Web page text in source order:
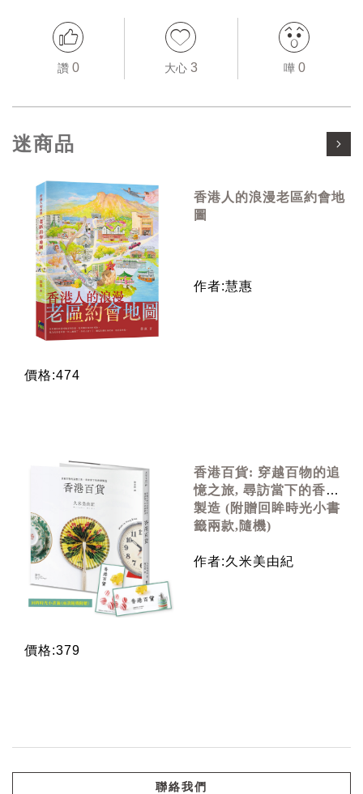
讚 0 大心 3 嘩 0
迷商品
香港人的浪漫老區約會地
圖
作者:慧惠
價格:474
香港百貨: 穿越百物的追
憶之旅, 尋訪當下的香港
製造 (附贈回眸時光小書
籤兩款,隨機)
作者:久米美由紀
價格:379
聯絡我們